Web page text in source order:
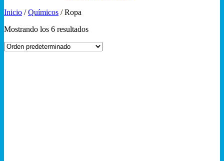
Inicio / Químicos /Ropa
Mostrando los 6 resultados